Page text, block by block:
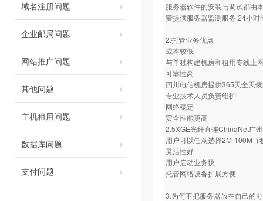
域名注册问题
企业邮局问题
网站推广问题
其他问题
主机租用问题
数据库问题
支付问题
服务器软件的安装与调试都由
费提供服务器监测服务,24小
2.托管业务优点
成本较低
与单独构建机房和租用专线上
可靠性高
四川电信机房提供365天全天
专业技术人员负责维护
网络稳定
安全性能更高
2.5XGE光纤直连ChinaNet广
用户可以任意选择2M-100M（
灵活性好
用户启动业务快
托管网络设备扩展方便
3.为何不把服务器放在自己的